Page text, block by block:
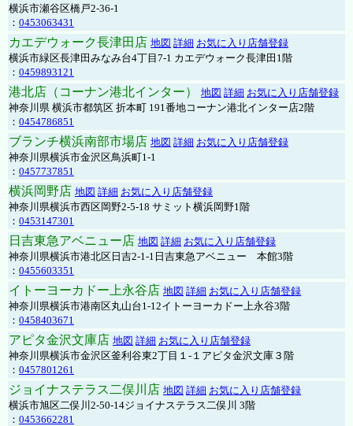
横浜市瀬谷区橋戸2-36-1
： 0453063431
カエデウォーク長津田店 地図 詳細 お気に入り店舗登録
横浜市緑区長津田みなみ台4丁目7-1 カエデウォーク長津田1階
： 0459893121
港北店（コーナン港北インター） 地図 詳細 お気に入り店舗登録
神奈川県 横浜市都筑区 折本町 191番地コーナン港北インター店2階
： 0454786851
ブランチ横浜南部市場店 地図 詳細 お気に入り店舗登録
神奈川県横浜市金沢区鳥浜町1-1
： 0457737851
横浜岡野店 地図 詳細 お気に入り店舗登録
神奈川県横浜市西区岡野2-5-18 サミット横浜岡野1階
： 0453147301
日吉東急アベニュー店 地図 詳細 お気に入り店舗登録
神奈川県横浜市港北区日吉2-1-1日吉東急アベニュー 本館3階
： 0455603351
イトーヨーカドー上永谷店 地図 詳細 お気に入り店舗登録
神奈川県横浜市港南区丸山台1-12イトーヨーカドー上永谷3階
： 0458403671
アピタ金沢文庫店 地図 詳細 お気に入り店舗登録
神奈川県横浜市金沢区釜利谷東2丁目１-１アピタ金沢文庫３階
： 0457801261
ジョイナステラス二俣川店 地図 詳細 お気に入り店舗登録
横浜市旭区二俣川2-50-14ジョイナステラス二俣川 3階
： 0453662281